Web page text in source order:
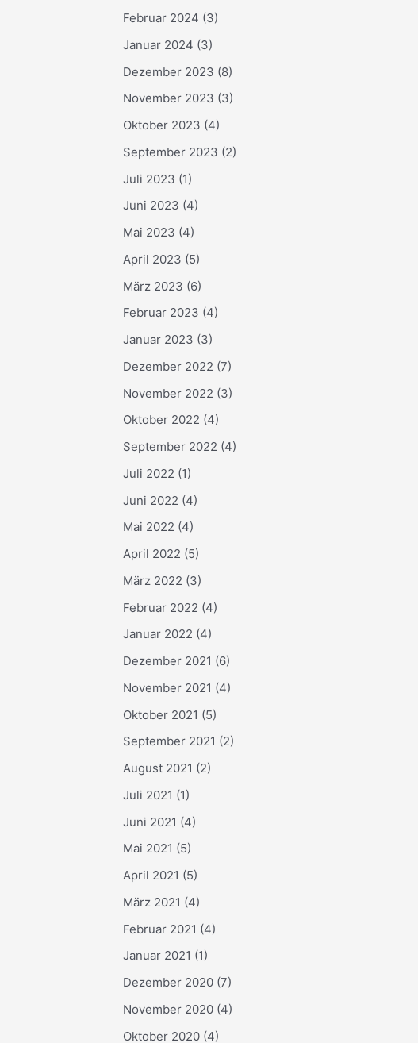
Februar 2024 (3)
Januar 2024 (3)
Dezember 2023 (8)
November 2023 (3)
Oktober 2023 (4)
September 2023 (2)
Juli 2023 (1)
Juni 2023 (4)
Mai 2023 (4)
April 2023 (5)
März 2023 (6)
Februar 2023 (4)
Januar 2023 (3)
Dezember 2022 (7)
November 2022 (3)
Oktober 2022 (4)
September 2022 (4)
Juli 2022 (1)
Juni 2022 (4)
Mai 2022 (4)
April 2022 (5)
März 2022 (3)
Februar 2022 (4)
Januar 2022 (4)
Dezember 2021 (6)
November 2021 (4)
Oktober 2021 (5)
September 2021 (2)
August 2021 (2)
Juli 2021 (1)
Juni 2021 (4)
Mai 2021 (5)
April 2021 (5)
März 2021 (4)
Februar 2021 (4)
Januar 2021 (1)
Dezember 2020 (7)
November 2020 (4)
Oktober 2020 (4)